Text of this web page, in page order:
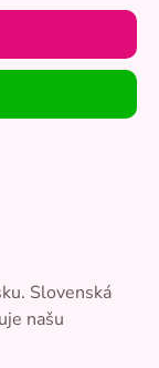
Slovenská
našu